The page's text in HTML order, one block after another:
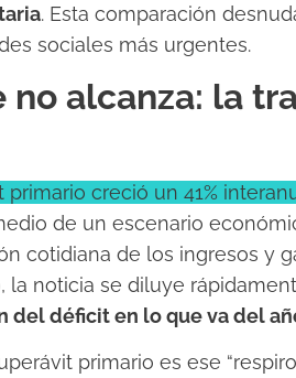
. Esta comparación
sociales más urgentes.
no alcanza: la
creció un 41%
de un escenario
cotidiana de los ingresos y
la noticia se diluye
del déficit en lo que va del
primario es ese